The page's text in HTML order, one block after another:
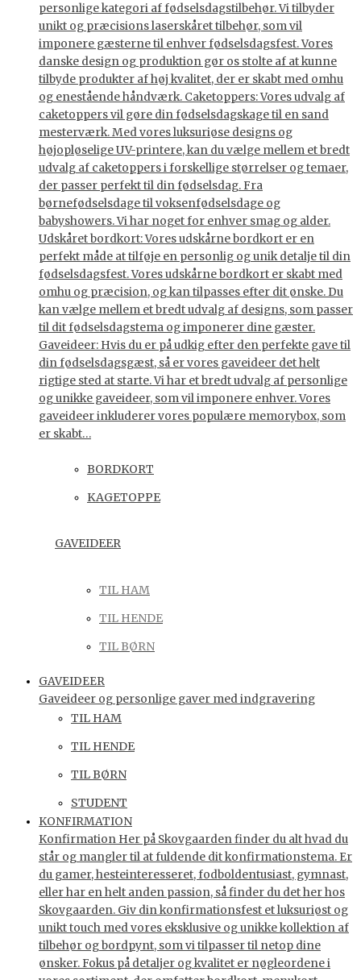
personlige kategori af fødselsdagstilbehør. Vi tilbyder
unikt og præcisions laserskåret tilbehør, som vil
imponere gæsterne til enhver fødselsdagsfest. Vores
danske design og produktion gør os stolte af at kunne
tilbyde produkter af høj kvalitet, der er skabt med omhu
og enestående håndværk. Caketoppers: Vores udvalg af
caketoppers vil gøre din fødselsdagskage til en sand
mesterværk. Med vores luksuriøse designs og
højopløselige UV-printere, kan du vælge mellem et bredt
udvalg af caketoppers i forskellige størrelser og temaer,
der passer perfekt til din fødselsdag. Fra
børnefødselsdage til voksenfødselsdage og
babyshowers. Vi har noget for enhver smag og alder.
Udskåret bordkort: Vores udskårne bordkort er en
perfekt måde at tilføje en personlig og unik detalje til din
fødselsdagsfest. Vores udskårne bordkort er skabt med
omhu og præcision, og kan tilpasses efter dit ønske. Du
kan vælge mellem et bredt udvalg af designs, som passer
til dit fødselsdagstema og imponerer dine gæster.
Gaveideer: Hvis du er på udkig efter den perfekte gave til
din fødselsdagsgæst, så er vores gaveideer det helt
rigtige sted at starte. Vi har et bredt udvalg af personlige
og unikke gaveideer, som vil imponere enhver. Vores
gaveideer inkluderer vores populære memorybox, som
er skabt…
BORDKORT
KAGETOPPE
GAVEIDEER
TIL HAM
TIL HENDE
TIL BØRN
GAVEIDEER
Gaveideer og personlige gaver med indgravering
TIL HAM
TIL HENDE
TIL BØRN
STUDENT
KONFIRMATION
Konfirmation Her på Skovgaarden finder du alt hvad du
står og mangler til at fuldende dit konfirmationstema. Er
du gamer, hesteinteresseret, fodboldentusiast, gymnast,
eller har en helt anden passion, så finder du det her hos
Skovgaarden. Giv din konfirmationsfest et luksuriøst og
unikt touch med vores eksklusive og unikke kollektion af
tilbehør og bordpynt, som vi tilpasser til netop dine
ønsker. Fokus på detaljer og kvalitet er nøgleordene i